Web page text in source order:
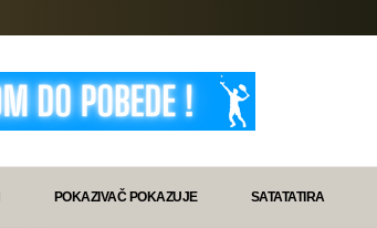
POKAZIVAČ POKAZUJE SATATATIRA